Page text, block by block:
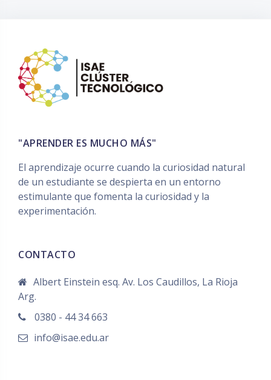
"APRENDER ES MUCHO MÁS"
El aprendizaje ocurre cuando la curiosidad natural
de un estudiante se despierta en un entorno
estimulante que fomenta la curiosidad y la
experimentación.
CONTACTO
Albert Einstein esq. Av. Los Caudillos, La Rioja
Arg.
0380 - 44 34 663
info@isae.edu.ar